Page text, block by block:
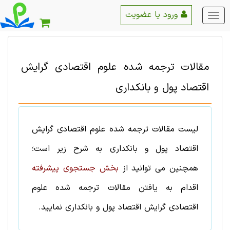
منو
اصلی
مقالات ترجمه شده علوم اقتصادی گرایش
اقتصاد پول و بانکداری
لیست مقالات ترجمه شده علوم اقتصادیگرایش
اقتصاد پول و بانکداری به شرح زیر است؛
همچنین می توانید از بخش جستجوی پیشرفته
اقدام به یافتن مقالات ترجمه شده
علوم
اقتصادی گرایش اقتصاد پول و بانکداری نمایید.